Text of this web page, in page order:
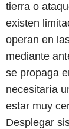
tierra o
existen
operan en
mediante
se propaga
necesitaría
estar muy
Desplegar